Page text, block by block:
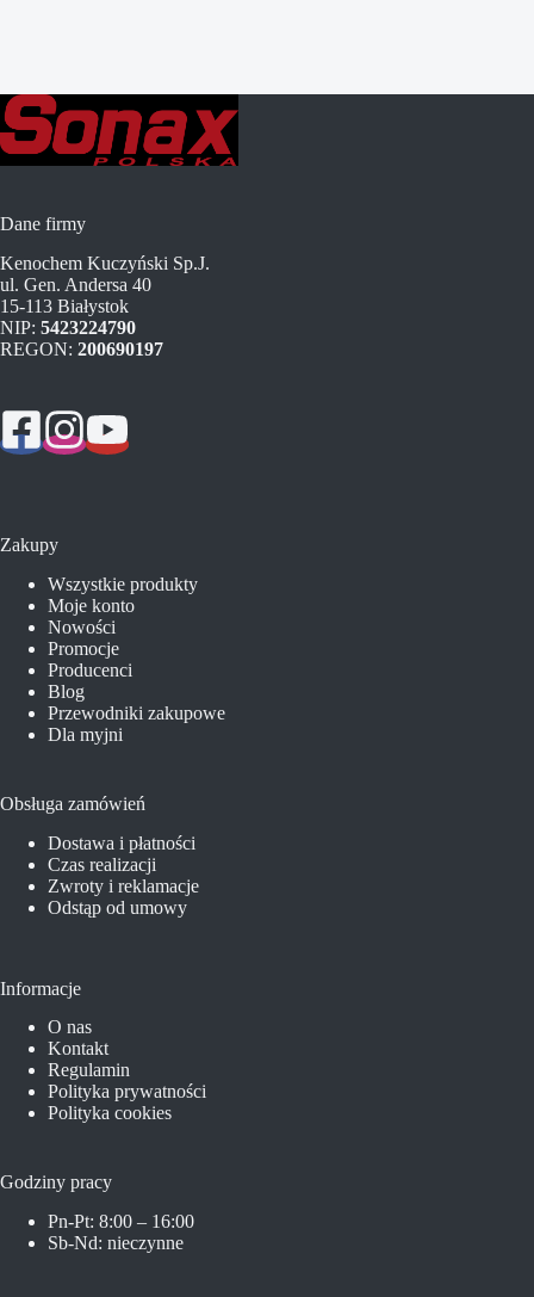
Dane firmy
Kenochem Kuczyński Sp.J.
ul. Gen. Andersa 40
15-113 Białystok
NIP: 5423224790
REGON: 200690197
Zakupy
Wszystkie produkty
Moje konto
Nowości
Promocje
Producenci
Blog
Przewodniki zakupowe
Dla myjni
Obsługa zamówień
Dostawa i płatności
Czas realizacji
Zwroty i reklamacje
Odstąp od umowy
Informacje
O nas
Kontakt
Regulamin
Polityka prywatności
Polityka cookies
Godziny pracy
Pn-Pt: 8:00 – 16:00
Sb-Nd: nieczynne